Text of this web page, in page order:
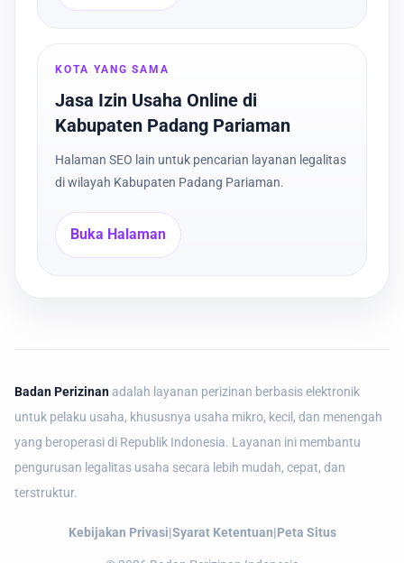
KOTA YANG SAMA
Jasa Izin Usaha Online di
Kabupaten Padang Pariaman
Halaman SEO lain untuk pencarian layanan legalitas
di wilayah Kabupaten Padang Pariaman.
Buka Halaman
Badan Perizinan adalah layanan perizinan berbasis elektronik
untuk pelaku usaha, khususnya usaha mikro, kecil, dan menengah
yang beroperasi di Republik Indonesia. Layanan ini membantu
pengurusan legalitas usaha secara lebih mudah, cepat, dan
terstruktur.
Kebijakan Privasi|Syarat Ketentuan|Peta Situs